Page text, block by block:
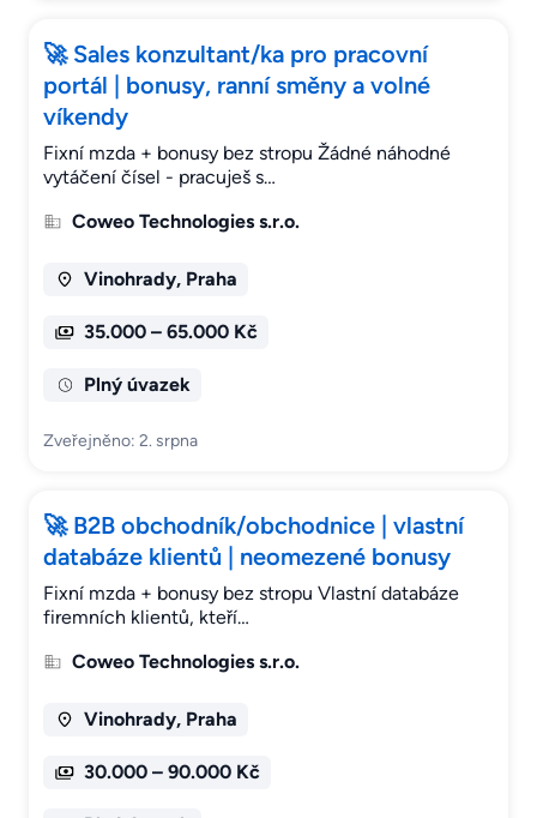
🚀 Sales konzultant/ka pro pracovní
portál | bonusy, ranní směny a volné
víkendy
Fixní mzda + bonusy bez stropu Žádné náhodné
vytáčení čísel - pracuješ s…
Coweo Technologies s.r.o.
Vinohrady, Praha
35.000 – 65.000 Kč
Plný úvazek
Zveřejněno: 2. srpna
🚀 B2B obchodník/obchodnice | vlastní
databáze klientů | neomezené bonusy
Fixní mzda + bonusy bez stropu Vlastní databáze
firemních klientů, kteří…
Coweo Technologies s.r.o.
Vinohrady, Praha
30.000 – 90.000 Kč